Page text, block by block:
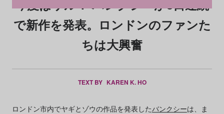
今度はサル！ バンクシーが3日連続
で新作を発表。ロンドンのファンた
ちは大興奮
TEXT BY KAREN K. HO
ロンドン市内でヤギとゾウの作品を発表したバンクシーは、ま